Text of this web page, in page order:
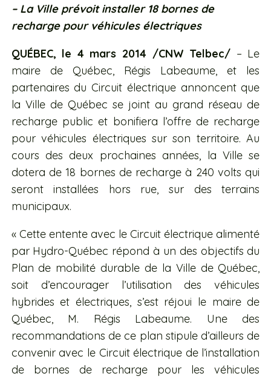
– La Ville prévoit installer 18 bornes de
recharge pour véhicules électriques
QUÉBEC, le 4 mars 2014 /CNW Telbec/ – Le
maire de Québec, Régis Labeaume, et les
partenaires du Circuit électrique annoncent que
la Ville de Québec se joint au grand réseau de
recharge public et bonifiera l’offre de recharge
pour véhicules électriques sur son territoire. Au
cours des deux prochaines années, la Ville se
dotera de 18 bornes de recharge à 240 volts qui
seront installées hors rue, sur des terrains
municipaux.
« Cette entente avec le Circuit électrique alimenté
par Hydro-Québec répond à un des objectifs du
Plan de mobilité durable de la Ville de Québec,
soit d’encourager l’utilisation des véhicules
hybrides et électriques, s’est réjoui le maire de
Québec, M. Régis Labeaume. Une des
recommandations de ce plan stipule d’ailleurs de
convenir avec le Circuit électrique de l’installation
de bornes de recharge pour les véhicules